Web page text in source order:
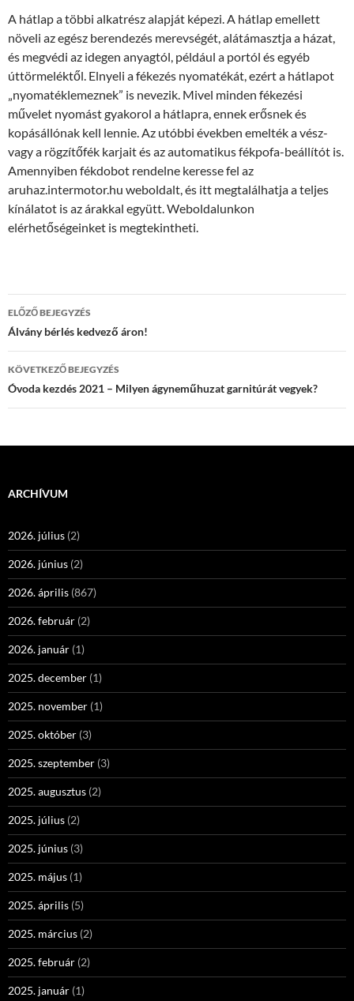
A hátlap a többi alkatrész alapját képezi. A hátlap emellett
növeli az egész berendezés merevségét, alátámasztja a házat,
és megvédi az idegen anyagtól, például a portól és egyéb
úttörmeléktől. Elnyeli a fékezés nyomatékát, ezért a hátlapot
„nyomatéklemeznek” is nevezik. Mivel minden fékezési
művelet nyomást gyakorol a hátlapra, ennek erősnek és
kopásállónak kell lennie. Az utóbbi években emelték a vész-
vagy a rögzítőfék karjait és az automatikus fékpofa-beállítót is.
Amennyiben fékdobot rendelne keresse fel az
aruhaz.intermotor.hu weboldalt, és itt megtalálhatja a teljes
kínálatot is az árakkal együtt. Weboldalunkon
elérhetőségeinket is megtekintheti.
Bejegyzések
navigációja
ELŐZŐ BEJEGYZÉS
Álvány bérlés kedvező áron!
KÖVETKEZŐ BEJEGYZÉS
Óvoda kezdés 2021 – Milyen ágyneműhuzat garnitúrát vegyek?
ARCHÍVUM
2026. július (2)
2026. június (2)
2026. április (867)
2026. február (2)
2026. január (1)
2025. december (1)
2025. november (1)
2025. október (3)
2025. szeptember (3)
2025. augusztus (2)
2025. július (2)
2025. június (3)
2025. május (1)
2025. április (5)
2025. március (2)
2025. február (2)
2025. január (1)